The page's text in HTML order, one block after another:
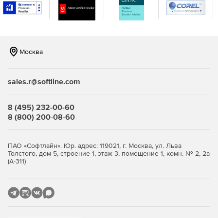
Цепочки автоматических писем
Сбор подписчиков
пополнения базы подписчиков. Инструменты сбора
A/B тестирование
небольшом сегменте и отправка по всей базе то письмо,
которое покажет лучший Open Rate.
Отслеживание эффективности рассылок на графике,
Москва
sales.r@softline.com
8 (495) 232-00-60
8 (800) 200-08-60
ПАО «Софтлайн». Юр. адрес: 119021, г. Москва, ул. Льва
Толстого, дом 5, строение 1, этаж 3, помещение 1, комн. № 2, 2а
(А-311)